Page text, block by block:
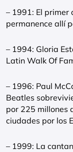
– 1991: El primer
permanence allí
– 1994: Gloria
Latin Walk Of
– 1996: Paul
Beatles
por 225 millones
ciudades por los
– 1999: La